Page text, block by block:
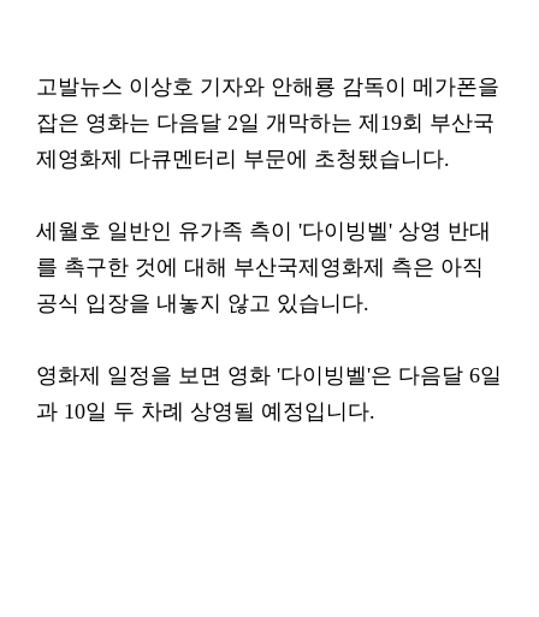
고발뉴스 이상호 기자와 안해룡 감독이 메가폰을
잡은 영화는 다음달 2일 개막하는 제19회 부산국
제영화제 다큐멘터리 부문에 초청됐습니다.
세월호 일반인 유가족 측이 '다이빙벨' 상영 반대
를 촉구한 것에 대해 부산국제영화제 측은 아직
공식 입장을 내놓지 않고 있습니다.
영화제 일정을 보면 영화 '다이빙벨'은 다음달 6일
과 10일 두 차례 상영될 예정입니다.